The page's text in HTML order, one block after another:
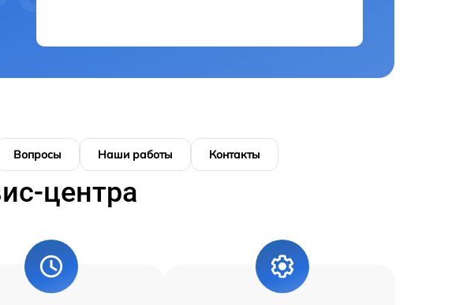
Вопросы Наши работы Контакты
центра